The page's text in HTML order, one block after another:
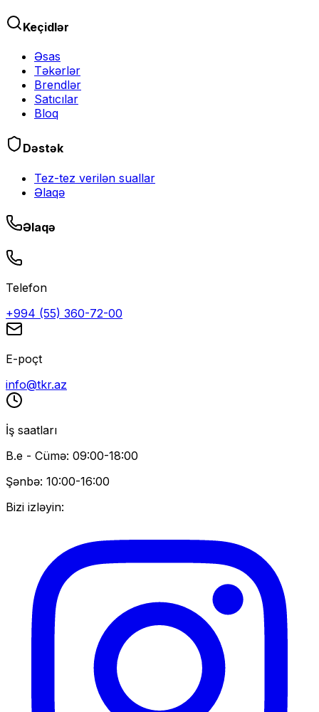
Keçidlər
Əsas
Təkərlər
Brendlər
Satıcılar
Bloq
Dəstək
Tez-tez verilən suallar
Əlaqə
Əlaqə
Telefon
+994 (55) 360-72-00
E-poçt
info@tkr.az
İş saatları
B.e - Cümə: 09:00-18:00
Şənbə: 10:00-16:00
Bizi izləyin: